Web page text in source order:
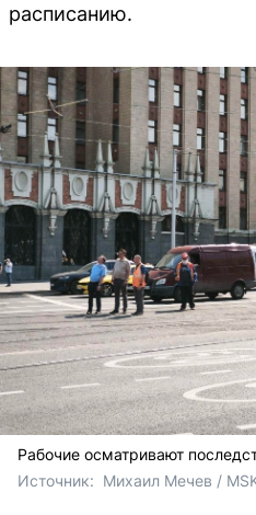
расписанию.
Рабочие осматривают
Источник: Михаил Мечев /